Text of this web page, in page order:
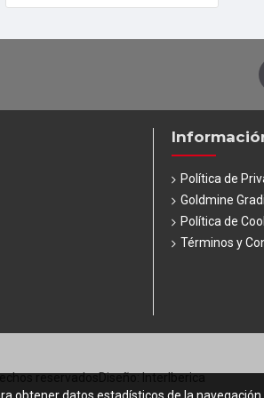
Política de
Goldmine
Política de
Términos y
reservadosDiseño: InterIberica